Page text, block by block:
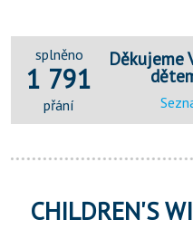
splněno
1 791
přání
Děkujeme
CHILDREN'S